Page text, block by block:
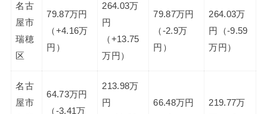
名古
屋市
瑞穂
区
79.87万円
（+4.16万
円）
264.03万
円
（+13.75
万円）
79.87万円
（-2.9万
円）
264.03万
円（-9.59
万円）
名古
屋市
64.73万円
（-3.41万
213.98万
円
66.48万円
219.77万